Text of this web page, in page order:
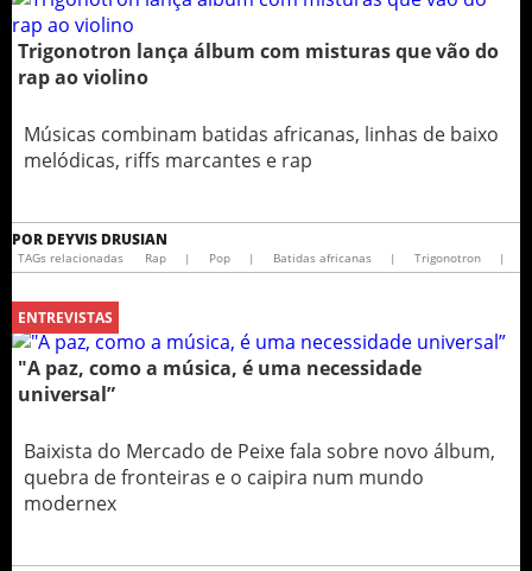
Trigonotron lança álbum com misturas que vão do
rap ao violino
Músicas combinam batidas africanas, linhas de baixo
melódicas, riffs marcantes e rap
POR DEYVIS DRUSIAN
TAGs relacionadas Rap | Pop | Batidas africanas | Trigonotron |
ENTREVISTAS
"A paz, como a música, é uma necessidade
universal”
Baixista do Mercado de Peixe fala sobre novo álbum,
quebra de fronteiras e o caipira num mundo
modernex